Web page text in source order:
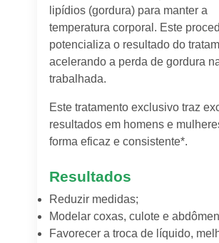
lipídios (gordura) para manter a
temperatura corporal. Este
potencializa o resultado do
acelerando a perda de gordura
trabalhada.
Este tratamento exclusivo traz
resultados em homens e
forma eficaz e consistente*.
Resultados
Reduzir medidas;
Modelar coxas, culote e
Favorecer a troca de líquido,